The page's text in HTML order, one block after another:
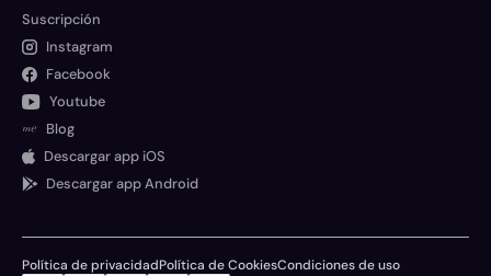
Suscripción
Instagram
Facebook
Youtube
Blog
Descargar app iOS
Descargar app Android
Política de privacidadPolítica de CookiesCondiciones de uso